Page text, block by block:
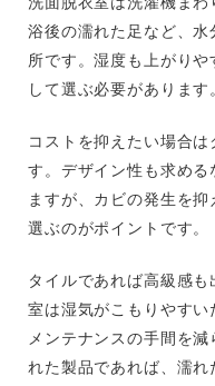
浴後の濡れた足など、
所です。湿度も上がり
して選ぶ必要があります。
コストを抑えたい場合
す。デザイン性も求め
ますが、カビの発生を
選ぶのがポイントです。
タイルであれば高級感
室は湿気がこもりやす
メンテナンスの手間を
れた製品であれば、濡れ